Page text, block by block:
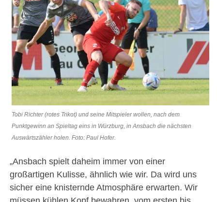
Tobi Richter (rotes Trikot) und seine Mitspieler wollen, nach dem
Punktgewinn an Spieltag eins in Würzburg, in Ansbach die nächsten
Auswärtszähler holen. Foto: Paul Hofer.
„Ansbach spielt daheim immer von einer
großartigen Kulisse, ähnlich wie wir. Da wird uns
sicher eine knisternde Atmosphäre erwarten. Wir